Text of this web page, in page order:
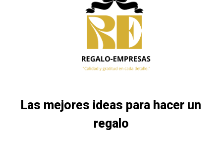
Las mejores ideas para hacer un
regalo